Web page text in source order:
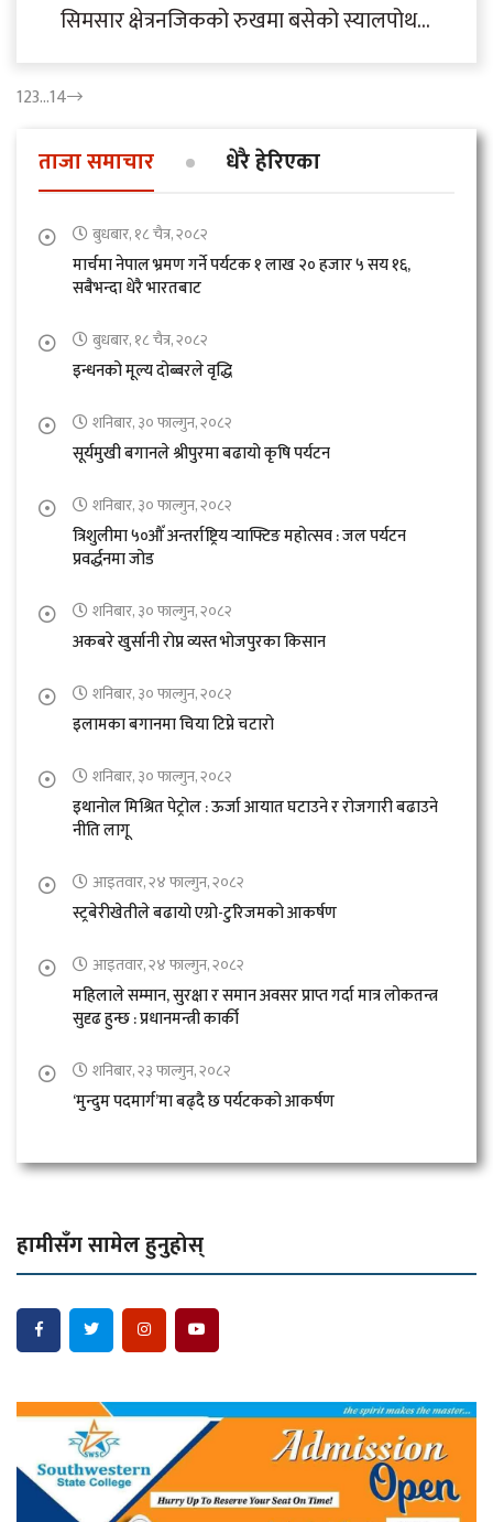
सिमसार क्षेत्रनजिकको रुखमा बसेको स्यालपोथरी
थारु समुदायले ललठोरी लमपुछिया..
123…14
ताजा समाचार धेरै हेरिएका
बुधबार, १८ चैत्र, २०८२
मार्चमा नेपाल भ्रमण गर्ने पर्यटक १ लाख २० हजार ५ सय १६,
सबैभन्दा धेरै भारतबाट
बुधबार, १८ चैत्र, २०८२
इन्धनको मूल्य दोब्बरले वृद्धि
शनिबार, ३० फाल्गुन, २०८२
सूर्यमुखी बगानले श्रीपुरमा बढायो कृषि पर्यटन
शनिबार, ३० फाल्गुन, २०८२
त्रिशुलीमा ५०औँ अन्तर्राष्ट्रिय र्‍याफ्टिङ महोत्सव : जल पर्यटन
प्रवर्द्धनमा जोड
शनिबार, ३० फाल्गुन, २०८२
अकबरे खुर्सानी रोप्न व्यस्त भोजपुरका किसान
शनिबार, ३० फाल्गुन, २०८२
इलामका बगानमा चिया टिप्ने चटारो
शनिबार, ३० फाल्गुन, २०८२
इथानोल मिश्रित पेट्रोल : ऊर्जा आयात घटाउने र रोजगारी बढाउने
नीति लागू
आइतवार, २४ फाल्गुन, २०८२
स्ट्रबेरीखेतीले बढायो एग्रो-टुरिजमको आकर्षण
आइतवार, २४ फाल्गुन, २०८२
महिलाले सम्मान, सुरक्षा र समान अवसर प्राप्त गर्दा मात्र लोकतन्त्र
सुदृढ हुन्छ : प्रधानमन्त्री कार्की
शनिबार, २३ फाल्गुन, २०८२
‘मुन्दुम पदमार्ग’मा बढ्दै छ पर्यटकको आकर्षण
हामीसँग सामेल हुनुहोस्